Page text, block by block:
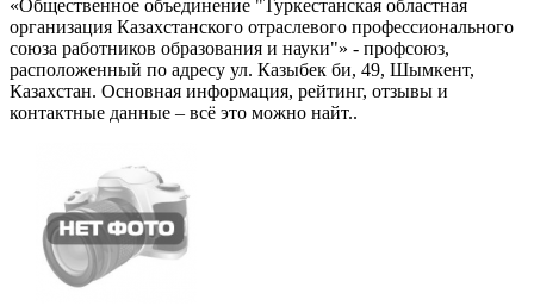
«Общественное объединение "Туркестанская областная
организация Казахстанского отраслевого профессионального
союза работников образования и науки"» - профсоюз,
расположенный по адресу ул. Казыбек би, 49, Шымкент,
Казахстан. Основная информация, рейтинг, отзывы и
контактные данные – всё это можно найт..